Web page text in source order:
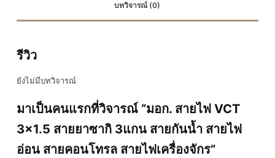
บทวิจารณ์ (0)
รีวิว
ยังไม่มีบทวิจารณ์
มาเป็นคนแรกที่วิจารณ์ “มอก. สายไฟ VCT
3×1.5 สายยาซากิ 3แกน สายกันน้ำ สายไฟ
อ่อน สายคอนโทรล สายไฟเครื่องจักร”